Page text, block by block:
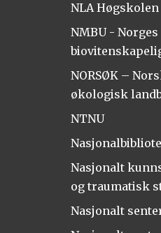
NLA Høgskolen
NMBU -
NORSØK –
økologisk
NTNU
Nasjonalt
og traumatisk
Nasjonalt